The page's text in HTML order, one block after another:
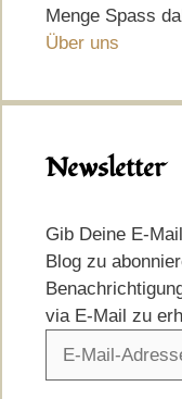
Menge Spass
Über uns
Newsletter
Gib Deine E-
Blog zu
via E-Mail zu